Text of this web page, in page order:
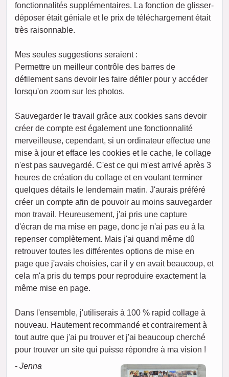
fonctionnalités supplémentaires. La fonction de glisser-
déposer était géniale et le prix de téléchargement était
très raisonnable.
Mes seules suggestions seraient :
Permettre un meilleur contrôle des barres de
défilement sans devoir les faire défiler pour y accéder
lorsqu'on zoom sur les photos.
Sauvegarder le travail grâce aux cookies sans devoir
créer de compte est également une fonctionnalité
merveilleuse, cependant, si un ordinateur effectue une
mise à jour et efface les cookies et le cache, le collage
n'est pas sauvegardé. C'est ce qui m'est arrivé après 3
heures de création du collage et en voulant terminer
quelques détails le lendemain matin. J'aurais préféré
créer un compte afin de pouvoir au moins sauvegarder
mon travail. Heureusement, j'ai pris une capture
d'écran de ma mise en page, donc je n'ai pas eu à la
repenser complètement. Mais j'ai quand même dû
retrouver toutes les différentes options de mise en
page que j'avais choisies, car il y en avait beaucoup, et
cela m'a pris du temps pour reproduire exactement la
même mise en page.
Dans l'ensemble, j'utiliserais à 100 % rapid collage à
nouveau. Hautement recommandé et contrairement à
tout autre que j'ai pu trouver et j'ai beaucoup cherché
pour trouver un site qui puisse répondre à ma vision !
- Jenna